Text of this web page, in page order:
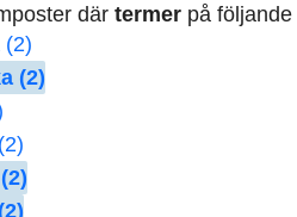
därtermer på
(2)
(2)